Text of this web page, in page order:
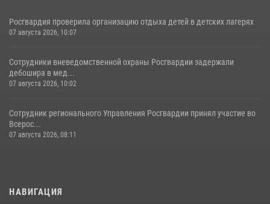
Росгвардия проверила организацию отдыха детей в детских лагерях
07 августа 2026, 10:07
Сотрудники вневедомственной охраны Росгвардии задержали
дебошира в мед...
07 августа 2026, 10:02
Сотрудник регионального Управления Росгвардии принял участие во
Всерос...
07 августа 2026, 08:11
НАВИГАЦИЯ